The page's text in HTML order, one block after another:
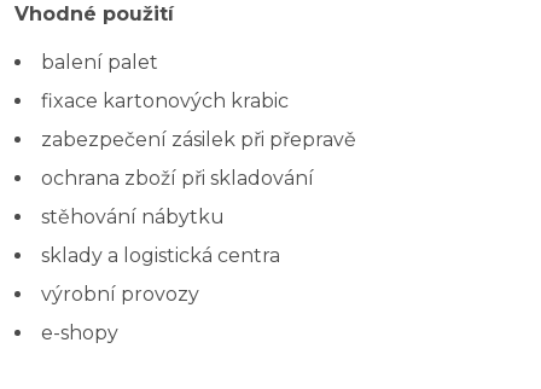
Vhodné použití
balení palet
fixace kartonových krabic
zabezpečení zásilek při přepravě
ochrana zboží při skladování
stěhování nábytku
sklady a logistická centra
výrobní provozy
e-shopy